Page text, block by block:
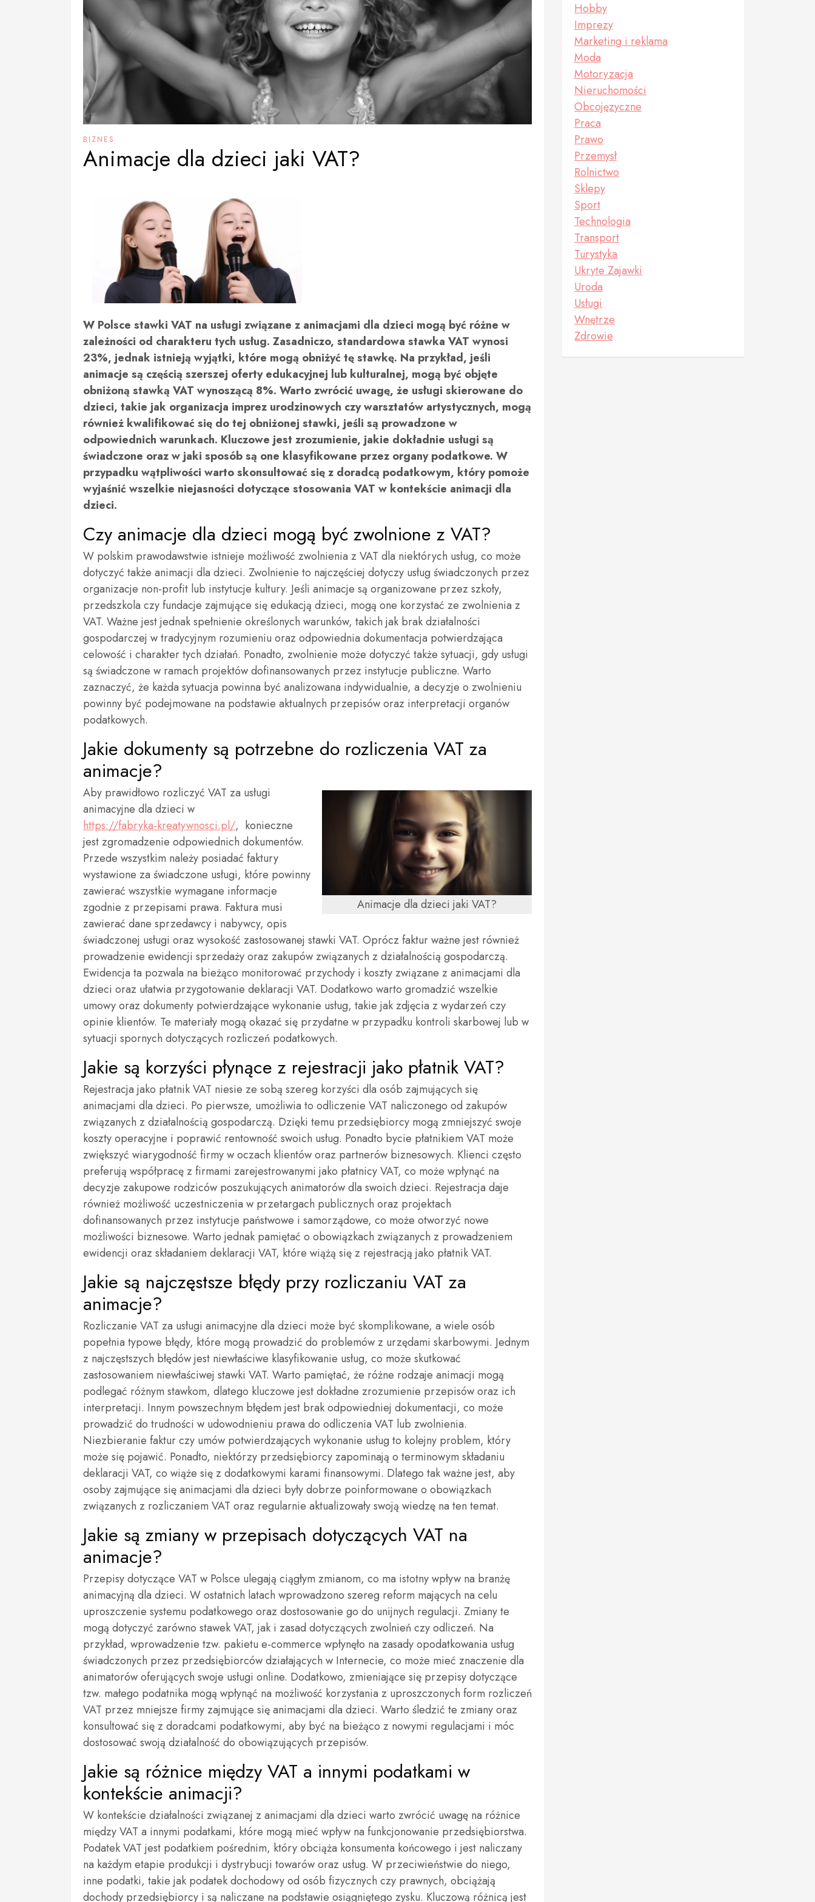
BIZNES
Animacje dla dzieci jaki VAT?
W Polsce stawki VAT na usługi związane z animacjami dla dzieci mogą być różne w
zależności od charakteru tych usług. Zasadniczo, standardowa stawka VAT wynosi
23%, jednak istnieją wyjątki, które mogą obniżyć tę stawkę. Na przykład, jeśli
animacje są częścią szerszej oferty edukacyjnej lub kulturalnej, mogą być objęte
obniżoną stawką VAT wynoszącą 8%. Warto zwrócić uwagę, że usługi skierowane do
dzieci, takie jak organizacja imprez urodzinowych czy warsztatów artystycznych, mogą
również kwalifikować się do tej obniżonej stawki, jeśli są prowadzone w
odpowiednich warunkach. Kluczowe jest zrozumienie, jakie dokładnie usługi są
świadczone oraz w jaki sposób są one klasyfikowane przez organy podatkowe. W
przypadku wątpliwości warto skonsultować się z doradcą podatkowym, który pomoże
wyjaśnić wszelkie niejasności dotyczące stosowania VAT w kontekście animacji dla
dzieci.
Czy animacje dla dzieci mogą być zwolnione z VAT?
W polskim prawodawstwie istnieje możliwość zwolnienia z VAT dla niektórych usług, co może
dotyczyć także animacji dla dzieci. Zwolnienie to najczęściej dotyczy usług świadczonych przez
organizacje non-profit lub instytucje kultury. Jeśli animacje są organizowane przez szkoły,
przedszkola czy fundacje zajmujące się edukacją dzieci, mogą one korzystać ze zwolnienia z
VAT. Ważne jest jednak spełnienie określonych warunków, takich jak brak działalności
gospodarczej w tradycyjnym rozumieniu oraz odpowiednia dokumentacja potwierdzająca
celowość i charakter tych działań. Ponadto, zwolnienie może dotyczyć także sytuacji, gdy usługi
są świadczone w ramach projektów dofinansowanych przez instytucje publiczne. Warto
zaznaczyć, że każda sytuacja powinna być analizowana indywidualnie, a decyzje o zwolnieniu
powinny być podejmowane na podstawie aktualnych przepisów oraz interpretacji organów
podatkowych.
Jakie dokumenty są potrzebne do rozliczenia VAT za
animacje?
Animacje dla dzieci jaki VAT?
Aby prawidłowo rozliczyć VAT za usługi
animacyjne dla dzieci w
https://fabryka-kreatywnosci.pl/, konieczne
jest zgromadzenie odpowiednich dokumentów.
Przede wszystkim należy posiadać faktury
wystawione za świadczone usługi, które powinny
zawierać wszystkie wymagane informacje
zgodnie z przepisami prawa. Faktura musi
zawierać dane sprzedawcy i nabywcy, opis
świadczonej usługi oraz wysokość zastosowanej stawki VAT. Oprócz faktur ważne jest również
prowadzenie ewidencji sprzedaży oraz zakupów związanych z działalnością gospodarczą.
Ewidencja ta pozwala na bieżąco monitorować przychody i koszty związane z animacjami dla
dzieci oraz ułatwia przygotowanie deklaracji VAT. Dodatkowo warto gromadzić wszelkie
umowy oraz dokumenty potwierdzające wykonanie usług, takie jak zdjęcia z wydarzeń czy
opinie klientów. Te materiały mogą okazać się przydatne w przypadku kontroli skarbowej lub w
sytuacji spornych dotyczących rozliczeń podatkowych.
Jakie są korzyści płynące z rejestracji jako płatnik VAT?
Rejestracja jako płatnik VAT niesie ze sobą szereg korzyści dla osób zajmujących się
animacjami dla dzieci. Po pierwsze, umożliwia to odliczenie VAT naliczonego od zakupów
związanych z działalnością gospodarczą. Dzięki temu przedsiębiorcy mogą zmniejszyć swoje
koszty operacyjne i poprawić rentowność swoich usług. Ponadto bycie płatnikiem VAT może
zwiększyć wiarygodność firmy w oczach klientów oraz partnerów biznesowych. Klienci często
preferują współpracę z firmami zarejestrowanymi jako płatnicy VAT, co może wpłynąć na
decyzje zakupowe rodziców poszukujących animatorów dla swoich dzieci. Rejestracja daje
również możliwość uczestniczenia w przetargach publicznych oraz projektach
dofinansowanych przez instytucje państwowe i samorządowe, co może otworzyć nowe
możliwości biznesowe. Warto jednak pamiętać o obowiązkach związanych z prowadzeniem
ewidencji oraz składaniem deklaracji VAT, które wiążą się z rejestracją jako płatnik VAT.
Jakie są najczęstsze błędy przy rozliczaniu VAT za
animacje?
Rozliczanie VAT za usługi animacyjne dla dzieci może być skomplikowane, a wiele osób
popełnia typowe błędy, które mogą prowadzić do problemów z urzędami skarbowymi. Jednym
z najczęstszych błędów jest niewłaściwe klasyfikowanie usług, co może skutkować
zastosowaniem niewłaściwej stawki VAT. Warto pamiętać, że różne rodzaje animacji mogą
podlegać różnym stawkom, dlatego kluczowe jest dokładne zrozumienie przepisów oraz ich
interpretacji. Innym powszechnym błędem jest brak odpowiedniej dokumentacji, co może
prowadzić do trudności w udowodnieniu prawa do odliczenia VAT lub zwolnienia.
Niezbieranie faktur czy umów potwierdzających wykonanie usług to kolejny problem, który
może się pojawić. Ponadto, niektórzy przedsiębiorcy zapominają o terminowym składaniu
deklaracji VAT, co wiąże się z dodatkowymi karami finansowymi. Dlatego tak ważne jest, aby
osoby zajmujące się animacjami dla dzieci były dobrze poinformowane o obowiązkach
związanych z rozliczaniem VAT oraz regularnie aktualizowały swoją wiedzę na ten temat.
Jakie są zmiany w przepisach dotyczących VAT na
animacje?
Przepisy dotyczące VAT w Polsce ulegają ciągłym zmianom, co ma istotny wpływ na branżę
animacyjną dla dzieci. W ostatnich latach wprowadzono szereg reform mających na celu
uproszczenie systemu podatkowego oraz dostosowanie go do unijnych regulacji. Zmiany te
mogą dotyczyć zarówno stawek VAT, jak i zasad dotyczących zwolnień czy odliczeń. Na
przykład, wprowadzenie tzw. pakietu e-commerce wpłynęło na zasady opodatkowania usług
świadczonych przez przedsiębiorców działających w Internecie, co może mieć znaczenie dla
animatorów oferujących swoje usługi online. Dodatkowo, zmieniające się przepisy dotyczące
tzw. małego podatnika mogą wpłynąć na możliwość korzystania z uproszczonych form rozliczeń
VAT przez mniejsze firmy zajmujące się animacjami dla dzieci. Warto śledzić te zmiany oraz
konsultować się z doradcami podatkowymi, aby być na bieżąco z nowymi regulacjami i móc
dostosować swoją działalność do obowiązujących przepisów.
Jakie są różnice między VAT a innymi podatkami w
kontekście animacji?
W kontekście działalności związanej z animacjami dla dzieci warto zwrócić uwagę na różnice
między VAT a innymi podatkami, które mogą mieć wpływ na funkcjonowanie przedsiębiorstwa.
Podatek VAT jest podatkiem pośrednim, który obciąża konsumenta końcowego i jest naliczany
na każdym etapie produkcji i dystrybucji towarów oraz usług. W przeciwieństwie do niego,
inne podatki, takie jak podatek dochodowy od osób fizycznych czy prawnych, obciążają
dochody przedsiębiorcy i są naliczane na podstawie osiągniętego zysku. Kluczową różnicą jest
Hobby
Imprezy
Marketing i reklama
Moda
Motoryzacja
Nieruchomości
Obcojęzyczne
Praca
Prawo
Przemysł
Rolnictwo
Sklepy
Sport
Technologia
Transport
Turystyka
Ukryte Zajawki
Uroda
Usługi
Wnętrze
Zdrowie